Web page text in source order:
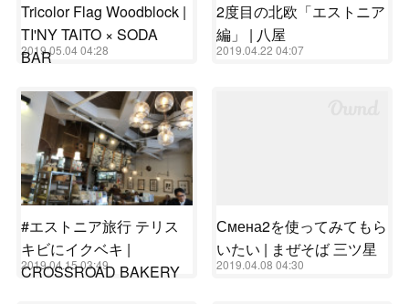
Tricolor Flag Woodblock |
TI'NY TAITO × SODA
BAR
2019.05.04 04:28
2度目の北欧「エストニア
編」 | 八屋
2019.04.22 04:07
#エストニア旅行 テリス
キビにイクベキ |
CROSSROAD BAKERY
2019.04.15 03:49
Смена2を使ってみてもら
いたい | まぜそば 三ツ星
2019.04.08 04:30